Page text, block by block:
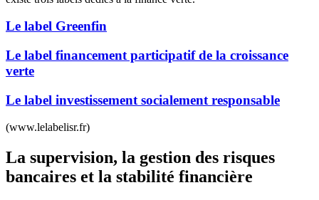
Le label Greenfin
Le label financement participatif de la croissance
verte
Le label investissement socialement responsable
(www.lelabelisr.fr)
La supervision, la gestion des risques
bancaires et la stabilité financière